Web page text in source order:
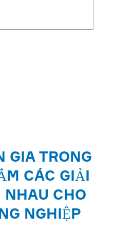
GIA TRONG
CÁC GIẢI
CHO
NGHIỆP